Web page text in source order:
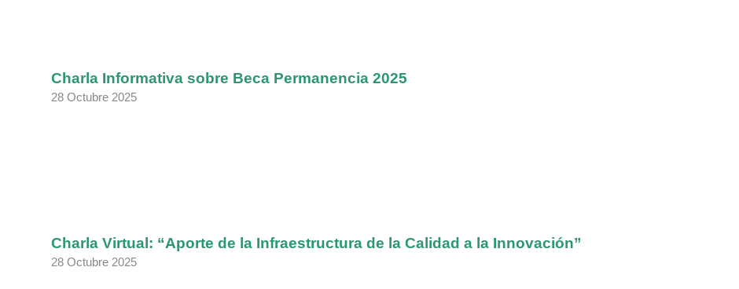
Charla Informativa sobre Beca Permanencia 2025
28 Octubre 2025
Charla Virtual: “Aporte de la Infraestructura de la Calidad a la Innovación”
28 Octubre 2025